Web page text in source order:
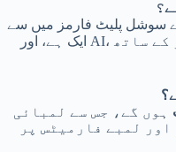
پلیٹ فارمز میں سے
ایک ہے، اور AI، مونیٹائزیشن اور ڈسکوری ٹولز کے ساتھ
ہوں گے، جس سے لمبائی
لمبے فارمیٹس پر